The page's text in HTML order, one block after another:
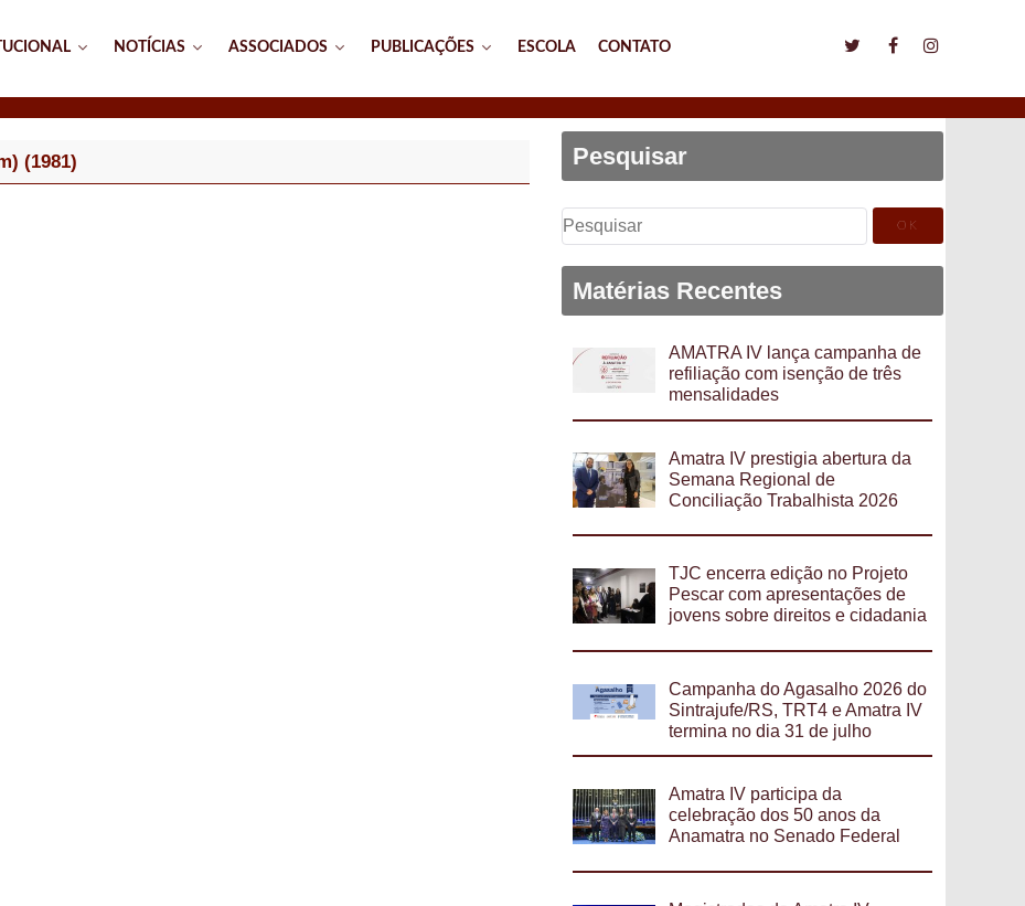
NOTÍCIAS ASSOCIADOS PUBLICAÇÕES ESCOLA CONTATO
(1981) Pesquisar
Pesquisar
por:
Matérias Recentes
AMATRA IV lança campanha de
refiliação com isenção de três
mensalidades
Amatra IV prestigia abertura da
Semana Regional de
Conciliação Trabalhista 2026
TJC encerra edição no Projeto
Pescar com apresentações de
jovens sobre direitos e cidadania
Campanha do Agasalho 2026 do
Sintrajufe/RS, TRT4 e Amatra IV
termina no dia 31 de julho
Amatra IV participa da
celebração dos 50 anos da
Anamatra no Senado Federal